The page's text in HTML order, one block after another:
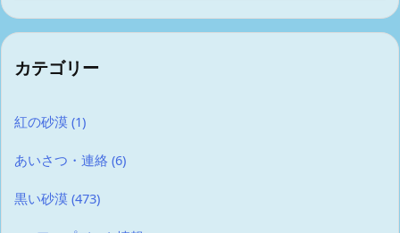
カテゴリー
紅の砂漠 (1)
あいさつ・連絡 (6)
黒い砂漠 (473)